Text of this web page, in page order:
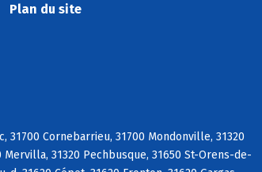
Plan du site
31700 Cornebarrieu, 31700 Mondonville, 31320
Mervilla, 31320 Pechbusque, 31650 St-Orens-de-